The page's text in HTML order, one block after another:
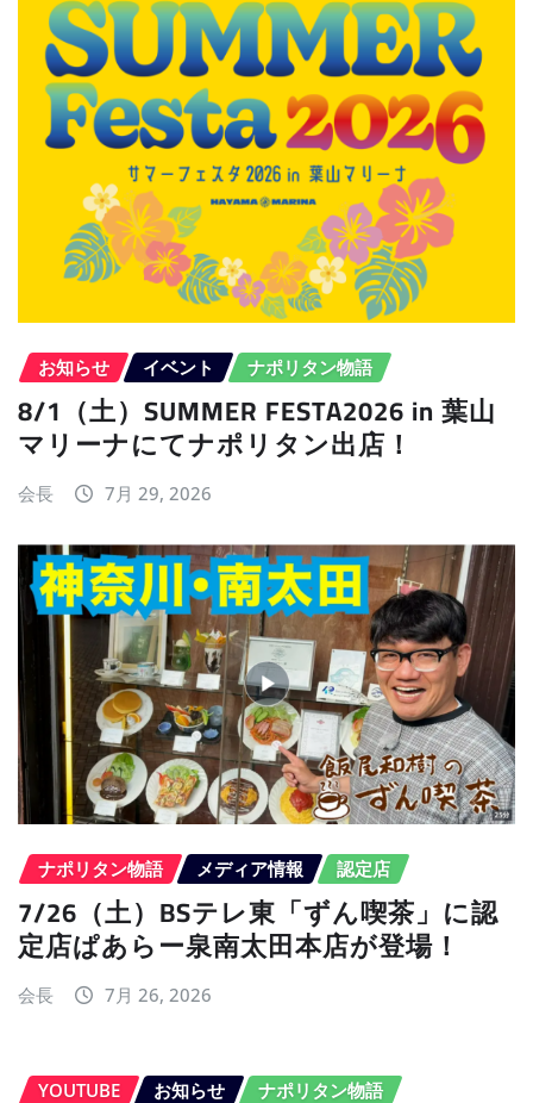
お知らせ イベント ナポリタン物語
8/1（土）SUMMER FESTA2026 in 葉山
マリーナにてナポリタン出店！
会長 7月 29, 2026
ナポリタン物語 メディア情報 認定店
7/26（土）BSテレ東「ずん喫茶」に認
定店ぱあらー泉南太田本店が登場！
会長 7月 26, 2026
YOUTUBE お知らせ
ナポリタン物語